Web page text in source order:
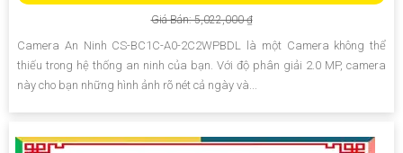
Giá Bán: 5,022,000 ₫
Camera An Ninh CS-BC1C-A0-2C2WPBDL là một Camera không thể
thiếu trong hệ thống an ninh của bạn. Với độ phân giải 2.0 MP, camera
này cho bạn những hình ảnh rõ nét cả ngày và...